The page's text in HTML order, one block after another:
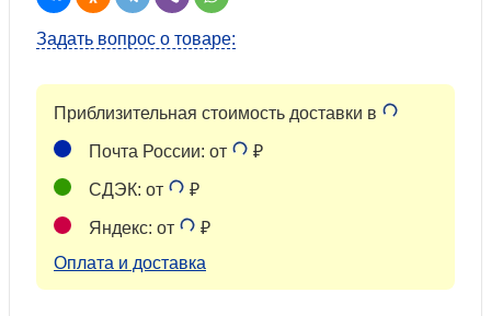
Задать вопрос о товаре:
Приблизительная стоимость доставки в
Почта России: от ₽
СДЭК: от ₽
Яндекс: от
₽
Оплата и доставка